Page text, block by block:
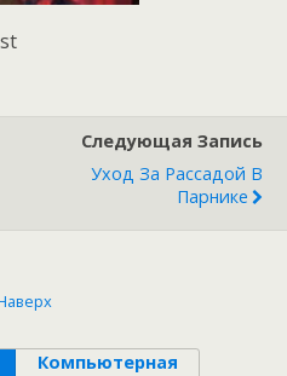
Следующая Запись
Уход За Рассадой В
Парнике
Компьютерная